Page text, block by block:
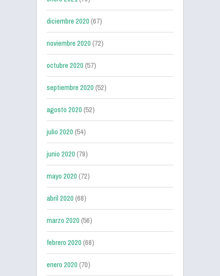
diciembre 2020(67)
noviembre 2020(72)
octubre 2020(57)
septiembre 2020(52)
agosto 2020(52)
julio 2020(54)
junio 2020(79)
mayo 2020(72)
abril 2020(68)
marzo 2020(56)
febrero 2020(68)
enero 2020(70)